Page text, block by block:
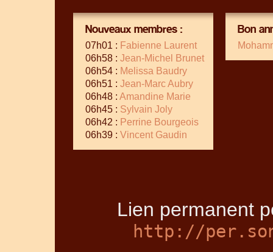
Nouveaux membres :
07h01 : Fabienne Laurent
06h58 : Jean-Michel Brunet
06h54 : Melissa Baudry
06h51 : Jean-Marc Aubry
06h48 : Amandine Marie
06h45 : Sylvain Joly
06h42 : Perrine Bourgeois
06h39 : Vincent Gaudin
Bon
Lien permanent
http://